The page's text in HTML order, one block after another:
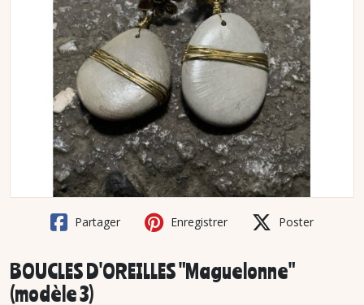
Partager Enregistrer Poster
BOUCLES D'OREILLES "Maguelonne"
(modèle 3)